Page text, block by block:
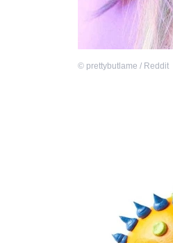
© prettybutlame / Reddit